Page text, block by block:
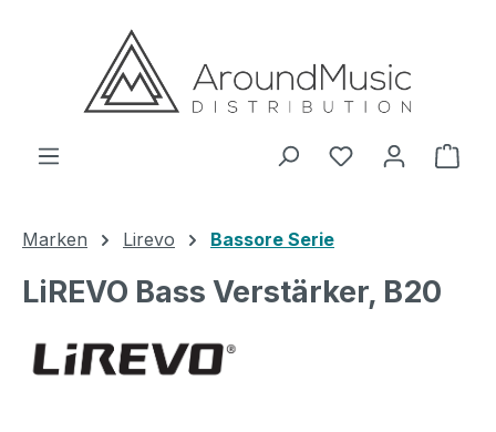
Zum Hauptinhalt springen
Marken Lirevo Bassore Serie
LiREVO Bass Verstärker, B20